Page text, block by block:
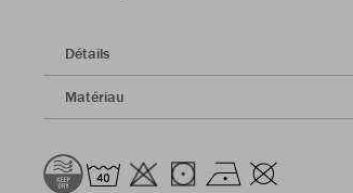
Détails
Matériau